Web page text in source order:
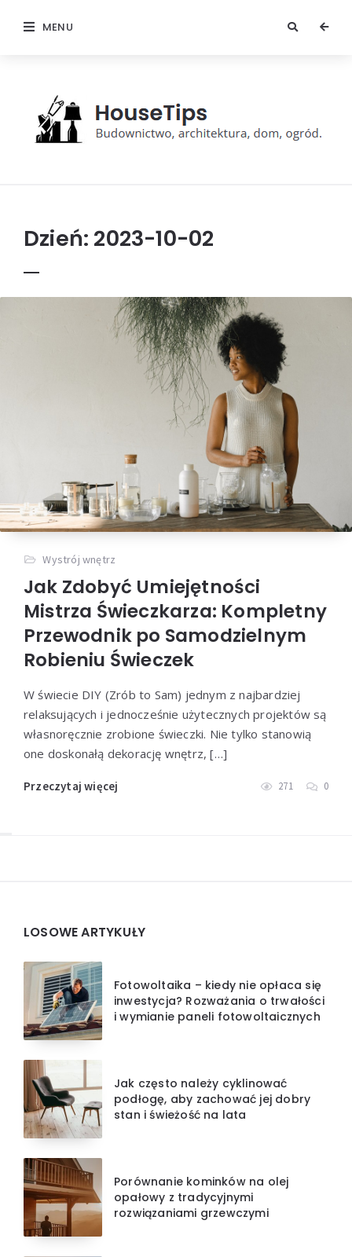
MENU
Dzień: 2023-10-02
Wystrój wnętrz
Jak Zdobyć Umiejętności
Mistrza Świeczkarza: Kompletny
Przewodnik po Samodzielnym
Robieniu Świeczek
W świecie DIY (Zrób to Sam) jednym z najbardziej
relaksujących i jednocześnie użytecznych projektów są
własnoręcznie zrobione świeczki. Nie tylko stanowią
one doskonałą dekorację wnętrz, […]
Przeczytaj więcej 271 0
LOSOWE ARTYKUŁY
Fotowoltaika – kiedy nie opłaca się
inwestycja? Rozważania o trwałości
i wymianie paneli fotowoltaicznych
Jak często należy cyklinować
podłogę, aby zachować jej dobry
stan i świeżość na lata
Porównanie kominków na olej
opałowy z tradycyjnymi
rozwiązaniami grzewczymi